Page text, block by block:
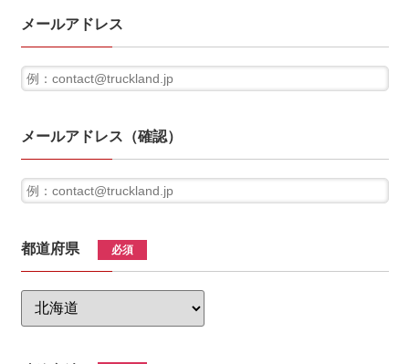
メールアドレス
メールアドレス（確認）
都道府県 必須